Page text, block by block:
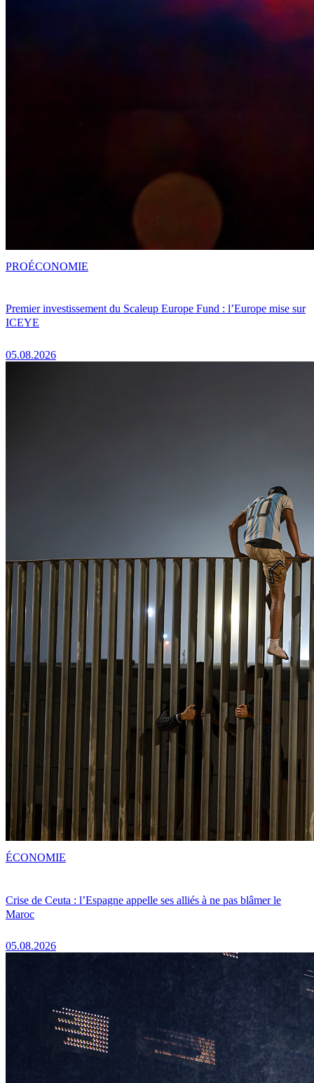
Premier investissement du Scaleup Europe Fund : l’Europe mise sur
ICEYE
05.08.2026
PROÉCONOMIE
Crise de Ceuta : l’Espagne appelle ses alliés à ne pas blâmer le
Maroc
05.08.2026
ÉCONOMIE